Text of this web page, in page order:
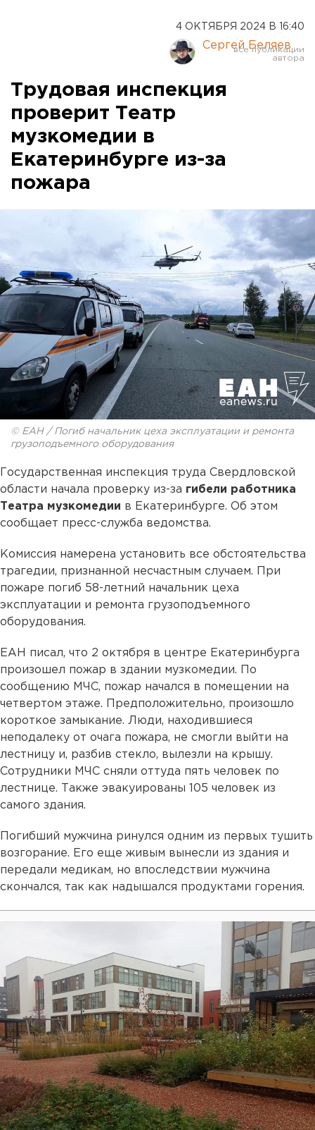
4 ОКТЯБРЯ 2024 В 16:40
Сергей Беляев
Трудовая инспекция
проверит Театр
музкомедии в
Екатеринбурге из-за
пожара
© ЕАН / Погиб начальник цеха эксплуатации и ремонта
грузоподъемного оборудования
Государственная инспекция труда Свердловской
области начала проверку из-за гибели работника
Театра музкомедии в Екатеринбурге. Об этом
сообщает пресс-служба ведомства.
Комиссия намерена установить все обстоятельства
трагедии, признанной несчастным случаем. При
пожаре погиб 58-летний начальник цеха
эксплуатации и ремонта грузоподъемного
оборудования.
ЕАН писал, что 2 октября в центре Екатеринбурга
произошел пожар в здании музкомедии. По
сообщению МЧС, пожар начался в помещении на
четвертом этаже. Предположительно, произошло
короткое замыкание. Люди, находившиеся
неподалеку от очага пожара, не смогли выйти на
лестницу и, разбив стекло, вылезли на крышу.
Сотрудники МЧС сняли оттуда пять человек по
лестнице. Также эвакуированы 105 человек из
самого здания.
Погибший мужчина ринулся одним из первых тушить
возгорание. Его еще живым вынесли из здания и
передали медикам, но впоследствии мужчина
скончался, так как надышался продуктами горения.